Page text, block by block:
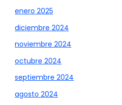
enero 2025
diciembre 2024
noviembre 2024
octubre 2024
septiembre 2024
agosto 2024